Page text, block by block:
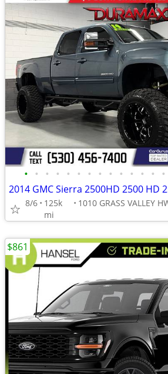
• • • • • • • • • • • • • •
8/6
125k
mi
$861